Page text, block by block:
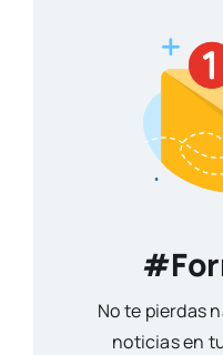
No te pierdas
noticias en